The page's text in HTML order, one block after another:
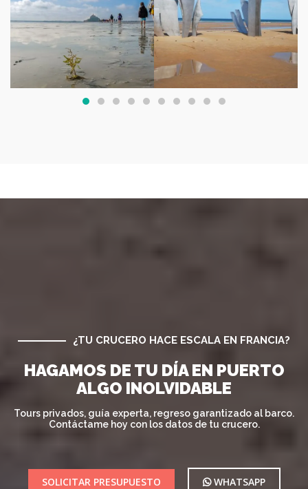
¿TU CRUCERO HACE ESCALA EN FRANCIA?
HAGAMOS DE TU DÍA EN PUERTO
ALGO INOLVIDABLE
Tours privados, guía experta, regreso garantizado al barco.
Contáctame hoy con los datos de tu crucero.
SOLICITAR PRESUPUESTO WHATSAPP